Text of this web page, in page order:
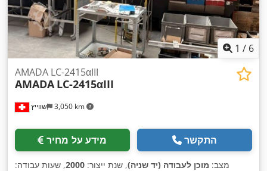
1 / 6
שווייץ 3,050 km
AMADA LC-2415αIII
AMADA LC-2415αIII
מידע על מחיר התקשר
מצב: מוכן לעבודה (יד שניה), שנת ייצור: 2000, שעות עבודה: